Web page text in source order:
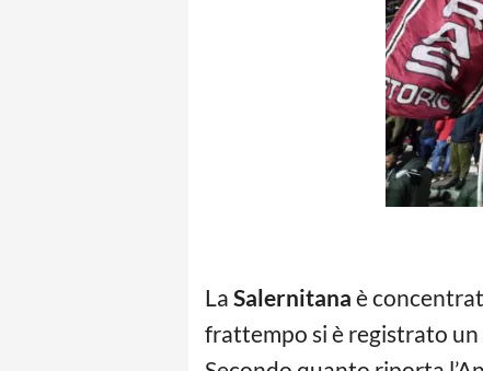
La Salernitana è
frattempo si è registrato